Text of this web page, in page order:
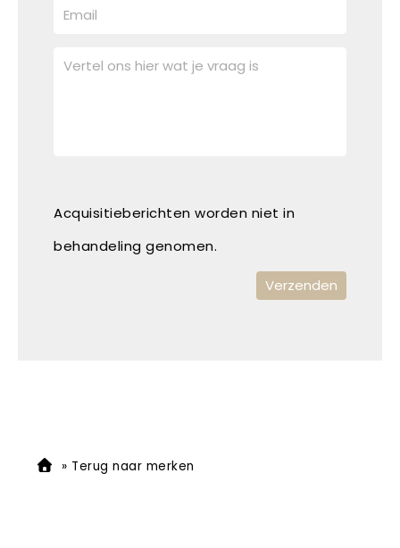
Acquisitieberichten worden niet in
behandeling genomen.
» Terug naar merken